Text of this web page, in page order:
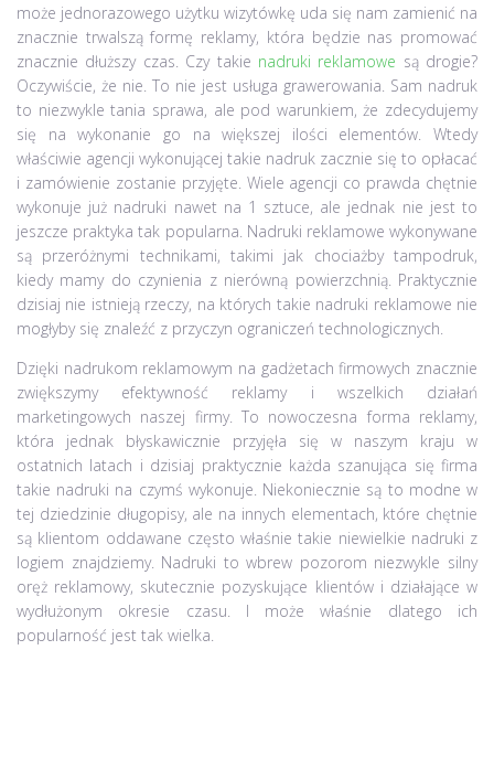
może jednorazowego użytku wizytówkę uda się nam zamienić na
znacznie trwalszą formę reklamy, która będzie nas promować
znacznie dłuższy czas. Czy takie nadruki reklamowe są drogie?
Oczywiście, że nie. To nie jest usługa grawerowania. Sam nadruk
to niezwykle tania sprawa, ale pod warunkiem, że zdecydujemy
się na wykonanie go na większej ilości elementów. Wtedy
właściwie agencji wykonującej takie nadruk zacznie się to opłacać
i zamówienie zostanie przyjęte. Wiele agencji co prawda chętnie
wykonuje już nadruki nawet na 1 sztuce, ale jednak nie jest to
jeszcze praktyka tak popularna. Nadruki reklamowe wykonywane
są przeróżnymi technikami, takimi jak chociażby tampodruk,
kiedy mamy do czynienia z nierówną powierzchnią. Praktycznie
dzisiaj nie istnieją rzeczy, na których takie nadruki reklamowe nie
mogłyby się znaleźć z przyczyn ograniczeń technologicznych.
Dzięki nadrukom reklamowym na gadżetach firmowych znacznie
zwiększymy efektywność reklamy i wszelkich działań
marketingowych naszej firmy. To nowoczesna forma reklamy,
która jednak błyskawicznie przyjęła się w naszym kraju w
ostatnich latach i dzisiaj praktycznie każda szanująca się firma
takie nadruki na czymś wykonuje. Niekoniecznie są to modne w
tej dziedzinie długopisy, ale na innych elementach, które chętnie
są klientom oddawane często właśnie takie niewielkie nadruki z
logiem znajdziemy. Nadruki to wbrew pozorom niezwykle silny
oręż reklamowy, skutecznie pozyskujące klientów i działające w
wydłużonym okresie czasu. I może właśnie dlatego ich
popularność jest tak wielka.